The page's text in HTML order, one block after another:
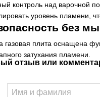
контроль над варочной
уровень пламени,
без
газовая плита оснащена
затухания пламени.
отзыв или